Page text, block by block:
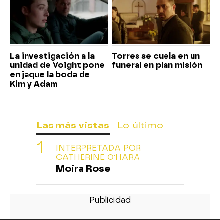
La investigación a la
unidad de Voight pone
en jaque la boda de
Kim y Adam
Torres se cuela en un
funeral en plan misión
Las más vistas Lo último
INTERPRETADA POR
CATHERINE O'HARA
Moira Rose